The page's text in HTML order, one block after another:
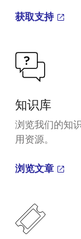
获取支持
知识库
浏览我们的知
用资源。
浏览文章